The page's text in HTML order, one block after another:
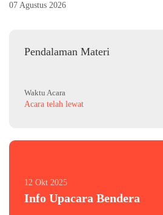
07 Agustus 2026
Pendalaman Materi
Waktu Acara
Acara telah lewat
12 Okt 2025
Info Upacara Bendera